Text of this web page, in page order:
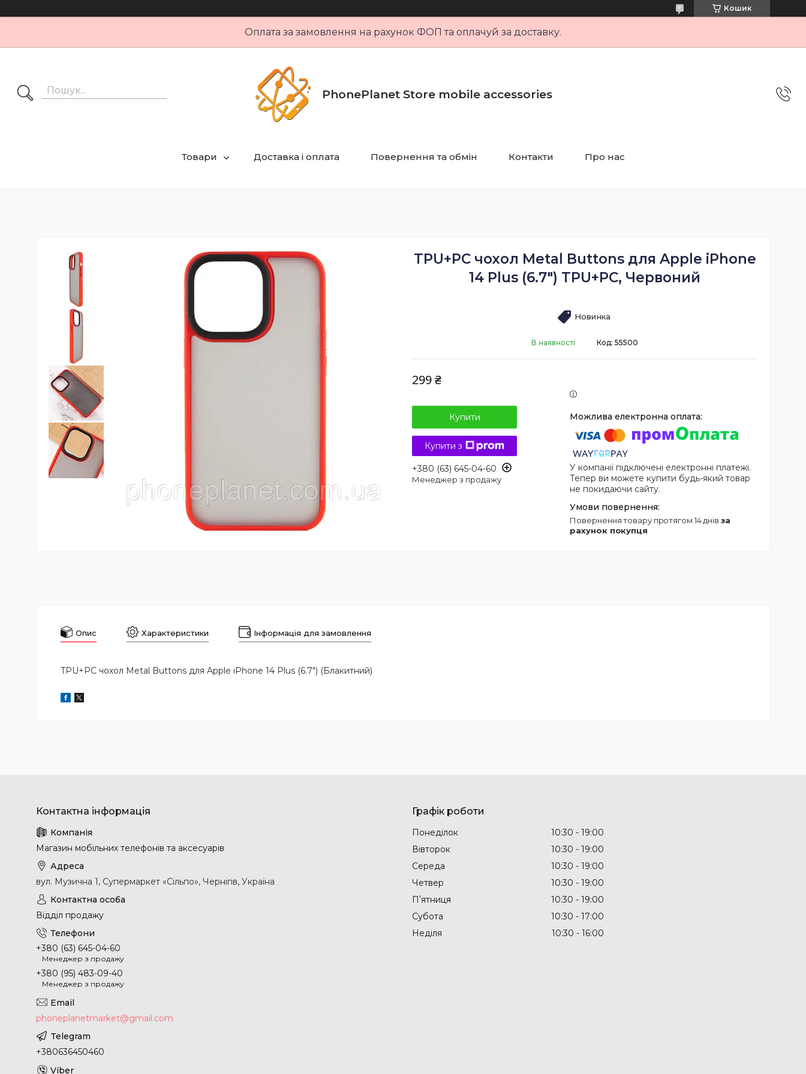
Кошик
Оплата за замовлення на рахунок ФОП та оплачуй за доставку.
PhonePlanet Store mobile accessories
Товари Доставка і оплата Повернення та обмін Контакти Про нас
TPU+PC чохол Metal Buttons для Apple iPhone
14 Plus (6.7") TPU+PC, Червоний
Новинка
В наявності Код: 55500
299 ₴
Купити
Купити з
+380 (63) 645-04-60
Менеджер з продажу
У компанії підключені електронні платежі.
Тепер ви можете купити будь-який товар
не покидаючи сайту.
повернення товару протягом 14 днів за
рахунок покупця
Опис Характеристики Інформація для замовлення
TPU+PC чохол Metal Buttons для Apple iPhone 14 Plus (6.7") (Блакитний)
Магазин мобільних телефонів та аксесуарів
вул. Музична 1, Супермаркет «Сільпо», Чернігів, Україна
Відділ продажу
+380 (63) 645-04-60
Менеджер з продажу
+380 (95) 483-09-40
Менеджер з продажу
phoneplanetmarket@gmail.com
+380636450460
Графік роботи
Понеділок 10:30
19:00
Вівторок
10:30
19:00
Середа
10:30
19:00
Четвер
10:30
19:00
Пʼятниця
10:30
19:00
Субота
10:30
17:00
Неділя
10:30 16:00